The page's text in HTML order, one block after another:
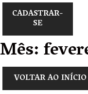
CADASTRAR-
SE
Mês:
VOLTAR AO INÍCIO